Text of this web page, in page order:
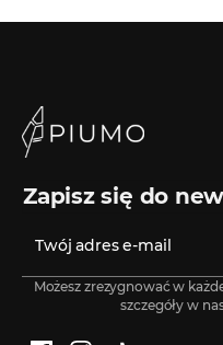
Zapisz się do
Możesz zrezygnować w
szczegóły w